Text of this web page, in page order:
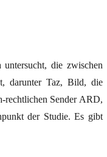
die zwischen
darunter Taz, Bild, die
rechtlichen Sender ARD,
der Studie. Es gibt